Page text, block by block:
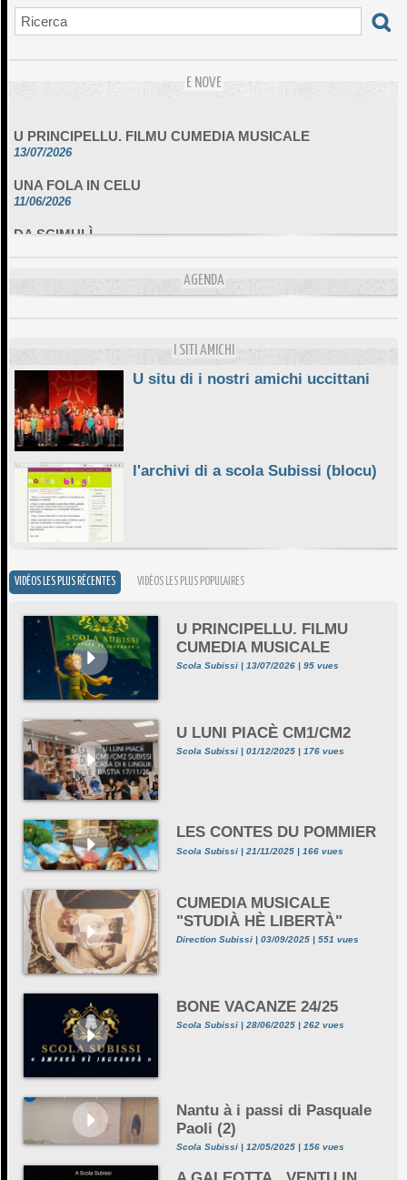
E NOVE
13/07/2026
11/06/2026
10/06/2026
10/06/2026 AGENDA
I SITI AMICHI
U situ di i nostri amichi uccittani
l'archivi di a scola Subissi (blocu)
VIDÉOS LES PLUS RÉCENTES VIDÉOS LES PLUS POPULAIRES
U PRINCIPELLU. FILMU
CUMEDIA MUSICALE
Scola Subissi | 13/07/2026 | 95 vues
U LUNI PIACÈ CM1/CM2
Scola Subissi | 01/12/2025 | 176 vues
LES CONTES DU POMMIER
Scola Subissi | 21/11/2025 | 166 vues
CUMEDIA MUSICALE
"STUDIÀ HÈ LIBERTÀ"
Direction Subissi | 03/09/2025 | 551 vues
BONE VACANZE 24/25
Scola Subissi | 28/06/2025 | 262 vues
Nantu à i passi di Pasquale
Paoli (2)
Scola Subissi | 12/05/2025 | 156 vues